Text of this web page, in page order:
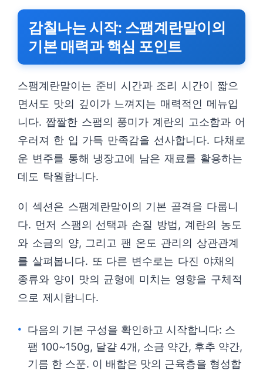
감칠나는 시작: 스팸계란말이의
기본 매력과 핵심 포인트
스팸계란말이는 준비 시간과 조리 시간이 짧으
면서도 맛의 깊이가 느껴지는 매력적인 메뉴입
니다. 짭짤한 스팸의 풍미가 계란의 고소함과 어
우러져 한 입 가득 만족감을 선사합니다. 다채로
운 변주를 통해 냉장고에 남은 재료를 활용하는
데도 탁월합니다.
이 섹션은 스팸계란말이의 기본 골격을 다룹니
다. 먼저 스팸의 선택과 손질 방법, 계란의 농도
와 소금의 양, 그리고 팬 온도 관리의 상관관계
를 살펴봅니다. 또 다른 변수로는 다진 야채의
종류와 양이 맛의 균형에 미치는 영향을 구체적
으로 제시합니다.
다음의 기본 구성을 확인하고 시작합니다: 스
팸 100~150g, 달걀 4개, 소금 약간, 후추 약간,
기름 한 스푼. 이 배합은 맛의 근육층을 형성합